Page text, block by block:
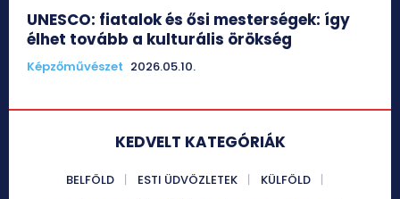
UNESCO: fiatalok és ősi mesterségek: így
élhet tovább a kulturális örökség
Képzőművészet 2026.05.10.
KEDVELT KATEGÓRIÁK
BELFÖLD ESTI ÜDVÖZLETEK
KÜLFÖLD